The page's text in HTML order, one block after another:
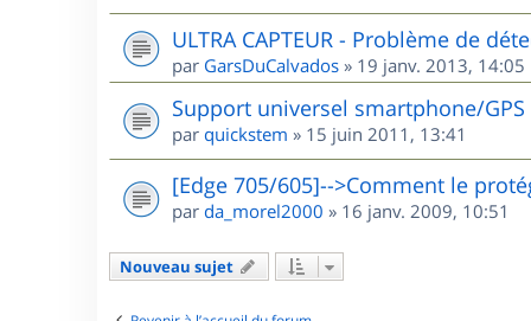
ULTRA CAPTEUR - Problème de
par GarsDuCalvados » 19 janv. 2013, 14:05
Support universel smartphone/GPS
par quickstem » 15 juin 2011, 13:41
[Edge 705/605]-->Comment le
par da_morel2000 » 16 janv. 2009, 10:51
Nouveau sujet